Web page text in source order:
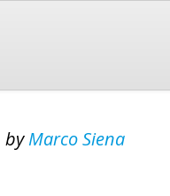
byMarco Siena